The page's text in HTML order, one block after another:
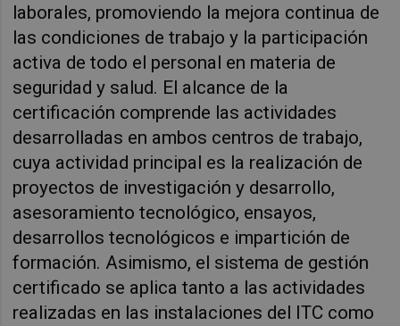
laborales, promoviendo la mejora continua de
las condiciones de trabajo y la participación
activa de todo el personal en materia de
seguridad y salud. El alcance de la
certificación comprende las actividades
desarrolladas en ambos centros de trabajo,
cuya actividad principal es la realización de
proyectos de investigación y desarrollo,
asesoramiento tecnológico, ensayos,
desarrollos tecnológicos e impartición de
formación. Asimismo, el sistema de gestión
certificado se aplica tanto a las actividades
realizadas en las instalaciones del ITC como